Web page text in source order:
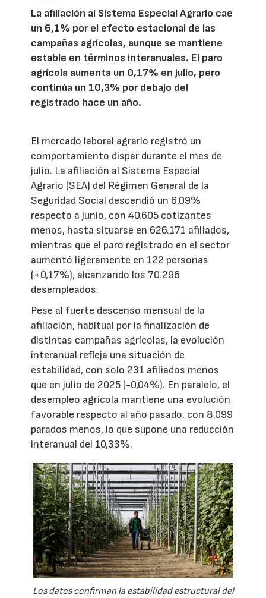
La afiliación al Sistema Especial Agrario cae
un 6,1% por el efecto estacional de las
campañas agrícolas, aunque se mantiene
estable en términos interanuales. El paro
agrícola aumenta un 0,17% en julio, pero
continúa un 10,3% por debajo del
registrado hace un año.
El mercado laboral agrario registró un
comportamiento dispar durante el mes de
julio. La afiliación al Sistema Especial
Agrario (SEA) del Régimen General de la
Seguridad Social descendió un 6,09%
respecto a junio, con 40.605 cotizantes
menos, hasta situarse en 626.171 afiliados,
mientras que el paro registrado en el sector
aumentó ligeramente en 122 personas
(+0,17%), alcanzando los 70.296
desempleados.
Pese al fuerte descenso mensual de la
afiliación, habitual por la finalización de
distintas campañas agrícolas, la evolución
interanual refleja una situación de
estabilidad, con solo 231 afiliados menos
que en julio de 2025 (-0,04%). En paralelo, el
desempleo agrícola mantiene una evolución
favorable respecto al año pasado, con 8.099
parados menos, lo que supone una reducción
interanual del 10,33%.
Los datos confirman la estabilidad estructural del